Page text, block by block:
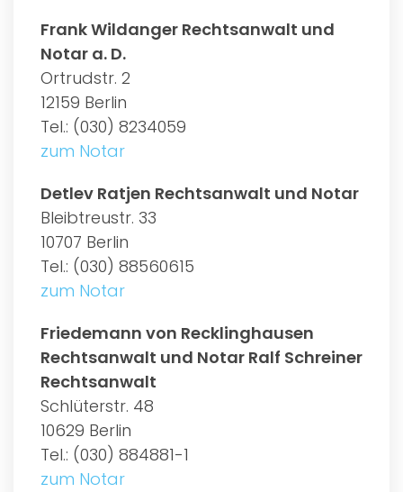
Frank Wildanger Rechtsanwalt und
Notar a. D.
Ortrudstr. 2
12159 Berlin
Tel.: (030) 8234059
zum Notar
Detlev Ratjen Rechtsanwalt und Notar
Bleibtreustr. 33
10707 Berlin
Tel.: (030) 88560615
zum Notar
Friedemann von Recklinghausen
Rechtsanwalt und Notar Ralf Schreiner
Rechtsanwalt
Schlüterstr. 48
10629 Berlin
Tel.: (030) 884881-1
zum Notar